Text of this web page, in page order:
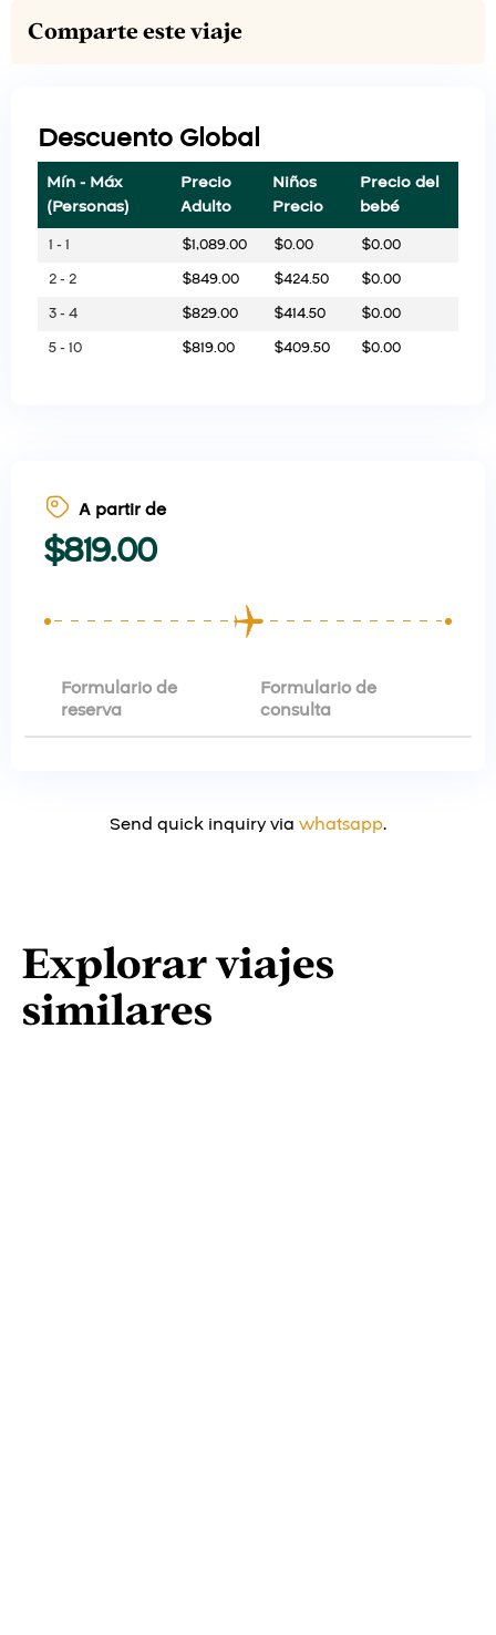
Comparte este viaje
Descuento Global
Mín - Máx
(Personas)
Precio
Adulto
Niños
Precio
Precio del
bebé
1 - 1 $1,089.00 $0.00 $0.00
2 - 2
$849.00 $424.50 $0.00
3 - 4
$829.00 $414.50 $0.00
5 - 10
$819.00 $409.50 $0.00
A partir de
$819.00
Formulario de
reserva
Formulario de
consulta
Send quick inquiry via whatsapp.
Explorar viajes
similares